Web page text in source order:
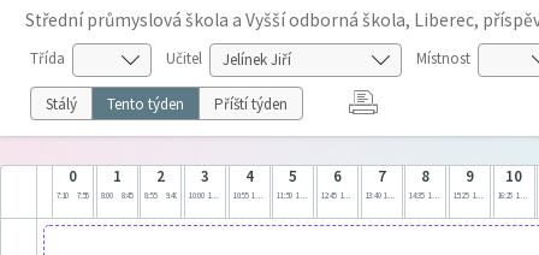
Střední průmyslová škola a Vyšší odborná škola, Liberec,
Třída Učitel Místnost
Stálý Tento týden Příští týden
0
7:10 7:55
1
8:00 8:45
2
8:55 9:40
3
10:00 10:45
4
10:55 11:40
5
11:50 12:35
6
12:45 13:30
7
13:40 14:25
8
14:35 15:20
9
15:25 16:10
10
16:25 17:10